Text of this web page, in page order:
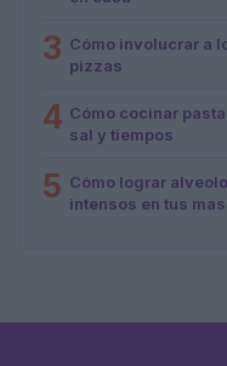
3 Cómo involucrar a
pizzas
4 Cómo cocinar
sal y tiempos
5 Cómo lograr
intensos en tus